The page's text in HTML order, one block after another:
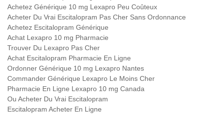
Achetez Générique 10 mg Lexapro Peu Coûteux
Acheter Du Vrai Escitalopram Pas Cher Sans Ordonnance
Achetez Escitalopram Générique
Achat Lexapro 10 mg Pharmacie
Trouver Du Lexapro Pas Cher
Achat Escitalopram Pharmacie En Ligne
Ordonner Générique 10 mg Lexapro Nantes
Commander Générique Lexapro Le Moins Cher
Pharmacie En Ligne Lexapro 10 mg Canada
Ou Acheter Du Vrai Escitalopram
Escitalopram Acheter En Ligne